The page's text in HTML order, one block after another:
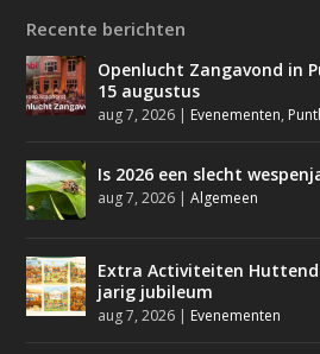
Recente berichten
Openlucht Zangavond in
15 augustus
aug 7, 2026 | Evenementen,
Is 2026 een slecht
aug 7, 2026 |Algemeen
Extra Activiteiten
jarig jubileum
aug 7, 2026 | Evenementen